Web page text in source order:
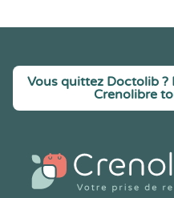
Vous quittez Doctolib ?
Crenolibre